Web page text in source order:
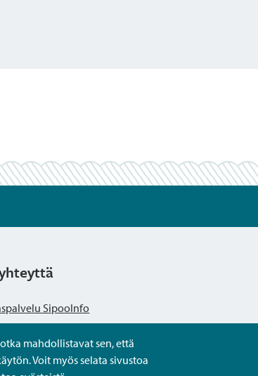
mahdollistavat sen, että
Voit myös selata sivustoa
SipooInfo
nimettömästi